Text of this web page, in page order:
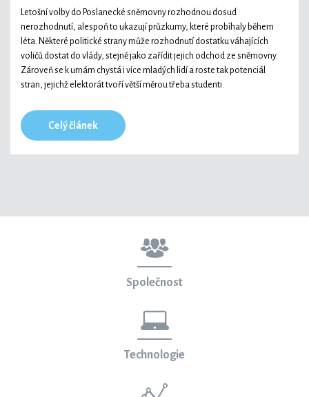
Kultura a sport
Letošní volby do Poslanecké sněmovny rozhodnou dosud
nerozhodnutí, alespoň to ukazují průzkumy, které probíhaly během
léta. Některé politické strany může rozhodnutí dostatku váhajících
voličů dostat do vlády, stejně jako zařídit jejich odchod ze sněmovny.
Zároveň se k urnám chystá i více mladých lidí a roste tak potenciál
stran, jejichž elektorát tvoří větší měrou třeba studenti.
Celý článek
Společnost
Technologie